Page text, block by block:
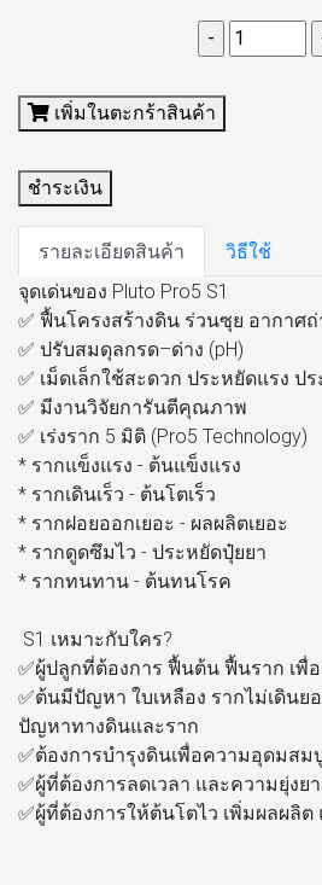
เพิ่มในตะกร้าสินค้า
ชำระเงิน
รายละเอียดสินค้า
วิธีใช้
จุดเด่นของ Pluto Pro5 S1
✅ ฟื้นโครงสร้างดิน ร่วนซุย อากาศถ่
✅ ปรับสมดุลกรด–ด่าง (pH)
✅ เม็ดเล็กใช้สะดวก ประหยัดแรง ปร
✅ มีงานวิจัยการันตีคุณภาพ
✅ เร่งราก 5 มิติ (Pro5 Technology)
* รากแข็งแรง - ต้นแข็งแรง
* รากเดินเร็ว - ต้นโตเร็ว
* รากฝอยออกเยอะ - ผลผลิตเยอะ
* รากดูดซึมไว - ประหยัดปุ๋ยยา
* รากทนทาน - ต้นทนโรค
S1 เหมาะกับใคร?
✅ผู้ปลูกที่ต้องการ ฟื้นต้น ฟื้นราก เพื่
✅ต้นมีปัญหา ใบเหลือง รากไม่เดินย
ปัญหาทางดินและราก
✅ต้องการบำรุงดินเพื่อความอุดมส
✅ผู้ที่ต้องการลดเวลา และความยุ่ง
✅ผู้ที่ต้องการให้ต้นโตไว เพิ่มผลผลิ